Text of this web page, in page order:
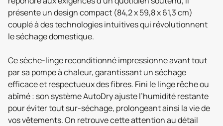
présente un design compact (84,2 x 59,8 x 61,3 cm)
couplé à des technologies intuitives qui révolutionnent
le séchage domestique.
Ce sèche-linge reconditionné impressionne avant tout
par sa pompe à chaleur, garantissant un séchage
efficace et respectueux des fibres. Fini le linge rêche ou
abîmé : son système AutoDry ajuste l’humidité restante
pour éviter tout sur-séchage, prolongeant ainsi la vie de
vos vêtements. On retrouve cette attention au détail